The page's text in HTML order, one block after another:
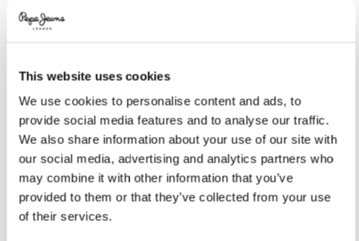
This website uses cookies
We use cookies to personalise content and ads, to
provide social media features and to analyse our traffic.
We also share information about your use of our site with
our social media, advertising and analytics partners who
may combine it with other information that you’ve
provided to them or that they’ve collected from your use
of their services.
26
29 30 31 32 33
34
32